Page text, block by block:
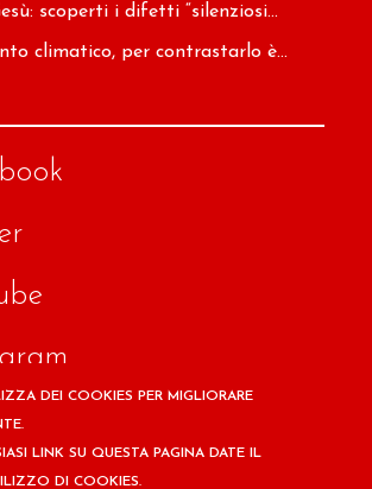
scoperti i difetti “silenziosi...
climatico, per contrastarlo è...
DEI COOKIES PER MIGLIORARE
LINK SU QUESTA PAGINA DATE IL
DI COOKIES.